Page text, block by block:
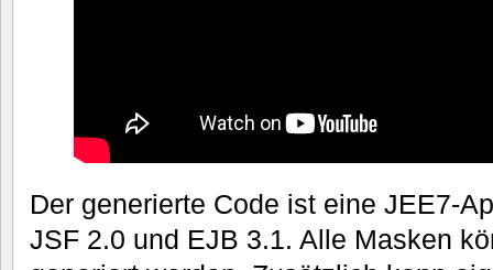
Der generierte Code ist eine JEE7-
JSF 2.0 und EJB 3.1. Alle Masken